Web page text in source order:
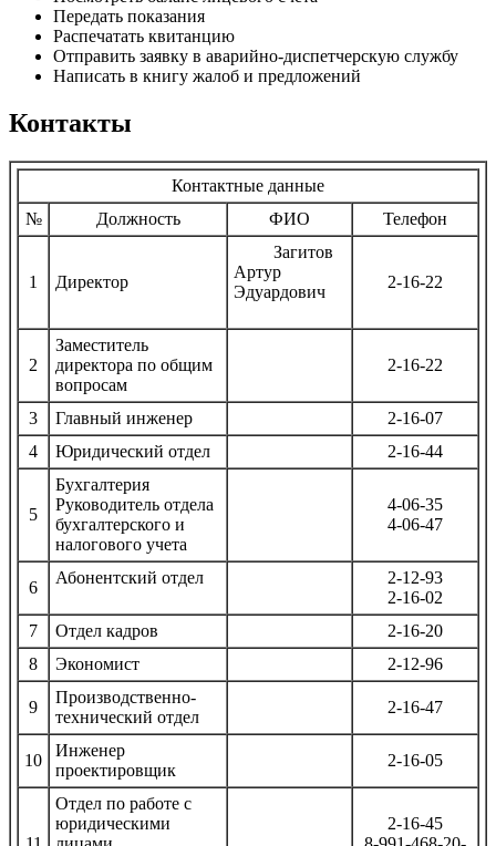
Передать показания
Распечатать квитанцию
Отправить заявку в аварийно-диспетчерскую службу
Написать в книгу жалоб и предложений
Контакты
Контактные данные
№
Должность ФИО Телефон
1 Директор
Загитов
Артур
Эдуардович
2-16-22
2
Заместитель
директора по общим
вопросам
2-16-22
3 Главный инженер
2-16-07
4
Юридический отдел 2-16-44
5
Бухгалтерия
Руководитель отдела
бухгалтерского и
налогового учета
4-06-35
4-06-47
6
Абонентский отдел
2-12-93
2-16-02
7
Отдел кадров
2-16-20
8
Экономист 2-12-96
9
Производственно-
технический отдел
2-16-47
10
Инженер
проектировщик
2-16-05
Отдел по работе с
юридическими
2-16-45